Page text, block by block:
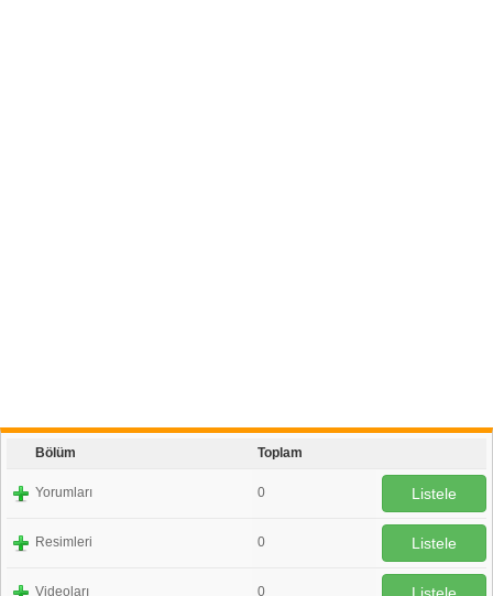
Bölüm Toplam
Yorumları 0 Listele
Resimleri 0 Listele
Videoları 0